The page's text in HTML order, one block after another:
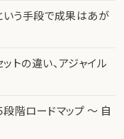
いう手段で成果はあが
トの違い、アジャイル
階ロードマップ 〜 自